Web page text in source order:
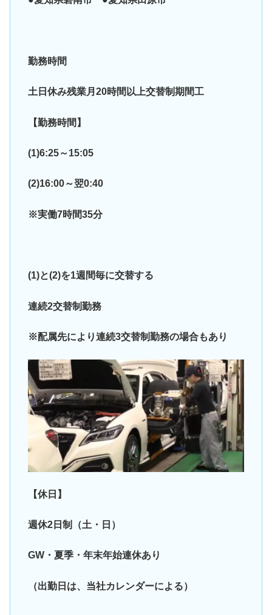
勤務時間
土日休み残業月20時間以上交替制期間工
【勤務時間】
(1)6:25～15:05
(2)16:00～翌0:40
※実働7時間35分
(1)と(2)を1週間毎に交替する
連続2交替制勤務
※配属先により連続3交替制勤務の場合もあり
【休日】
週休2日制（土・日）
GW・夏季・年末年始連休あり
（出勤日は、当社カレンダーによる）